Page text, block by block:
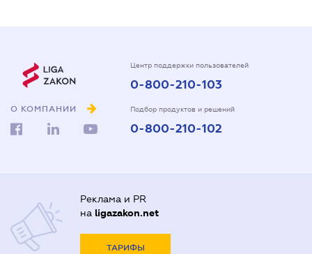
О КОМПАНИИ
Центр поддержки пользователей
0-800-210-103
Подбор продуктов и решений
0-800-210-102
Реклама и PR
на ligazakon.net
ТАРИФЫ